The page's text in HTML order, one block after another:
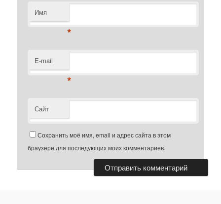
Имя
*
E-mail
*
Сайт
Сохранить моё имя, email и адрес сайта в этом
браузере для последующих моих комментариев.